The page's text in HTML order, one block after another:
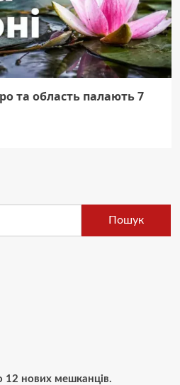
та область палають 7
Пошук
12 нових мешканців.